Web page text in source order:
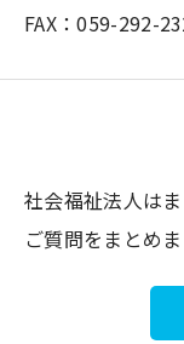
FAX：059-292-
社会福祉法人は
ご質問をまとめま